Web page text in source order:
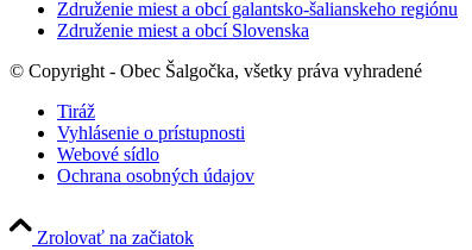
Združenie miest a obcí galantsko-šalianskeho regiónu
Združenie miest a obcí Slovenska
© Copyright - Obec Šalgočka, všetky práva vyhradené
Tiráž
Vyhlásenie o prístupnosti
Webové sídlo
Ochrana osobných údajov
Zrolovať na začiatok